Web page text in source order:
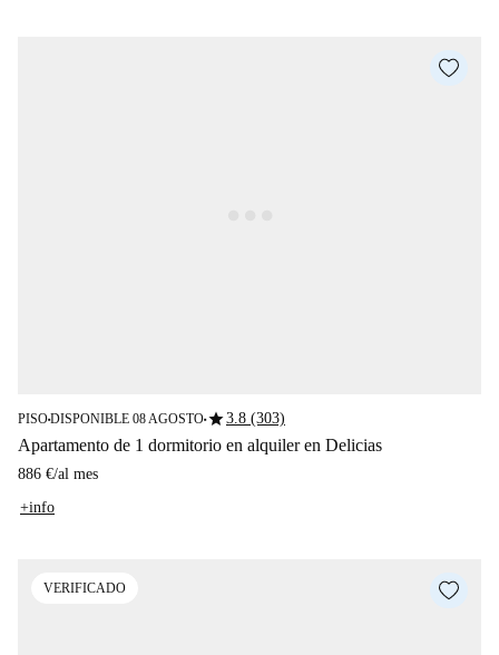
PISO■DISPONIBLE 08 AGOSTO■star3.8 (303)
Apartamento de 1 dormitorio en alquiler en Delicias
886 €/al mes
+info
VERIFICADO